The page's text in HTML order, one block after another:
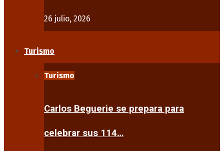
26 julio, 2026
Turismo
Turismo
Carlos Beguerie se prepara para
celebrar sus 114…